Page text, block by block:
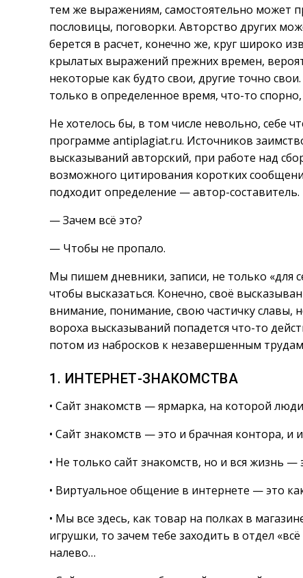
тем же выражениям, самостоятельно может
пословицы, поговорки. Авторство других
берется в расчет, конечно же, круг широко
крылатых выражений прежних времен,
некоторые как будто свои, другие точно
только в определенное время, что-то
Не хотелось бы, в том числе невольно, себе
программе antiplagiat.ru. Источников
высказываний авторский, при работе над
возможного цитирования коротких
подходит определение — автор-составитель.
— Зачем всё это?
— Чтобы не пропало.
Мы пишем дневники, записи, не только «для
чтобы высказаться. Конечно, своё
внимание, понимание, свою частичку славы,
вороха высказываний попадется что-то
потом из набросков к незавершенным
1. ИНТЕРНЕТ-ЗНАКОМСТВА
• Сайт знакомств — ярмарка, на которой
• Сайт знакомств — это и брачная контора, и
• Не только сайт знакомств, но и вся жизнь —
• Виртуальное общение в интернете — это
• Мы все здесь, как товар на полках в
игрушки, то зачем тебе заходить в отдел
налево…